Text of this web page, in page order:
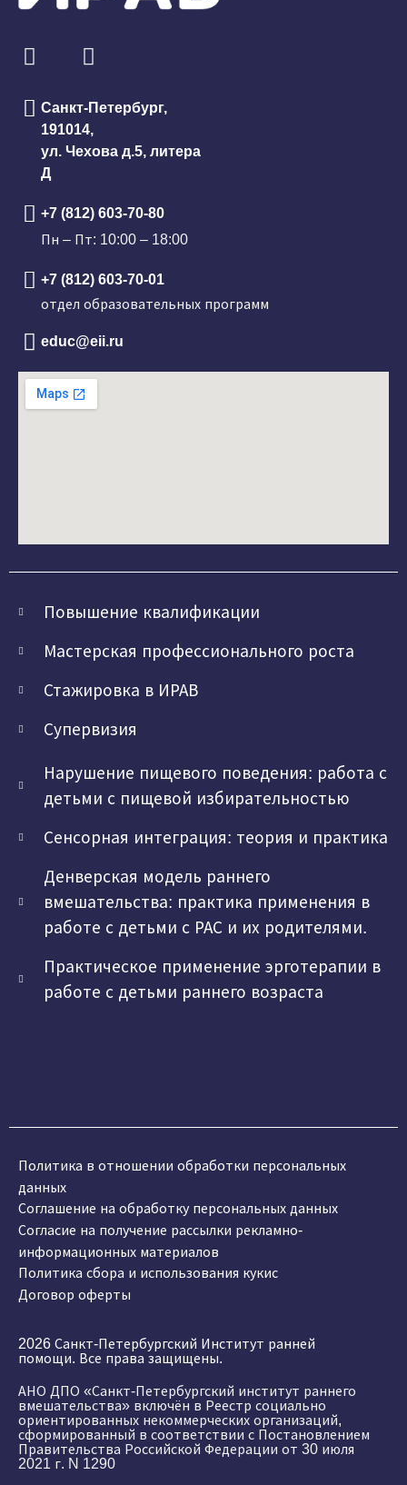
Санкт-Петербург,
191014,
ул. Чехова д.5, литера
Д
+7 (812) 603-70-80
Пн – Пт: 10:00 – 18:00
+7 (812) 603-70-01
отдел образовательных программ
educ@eii.ru
Повышение квалификации
Мастерская профессионального роста
Стажировка в ИРАВ
Супервизия
Нарушение пищевого поведения: работа с
детьми с пищевой избирательностью
Сенсорная интеграция: теория и практика
Денверская модель раннего
вмешательства: практика применения в
работе с детьми с РАС и их родителями.
Практическое применение эрготерапии в
работе с детьми раннего возраста
Политика в отношении обработки персональных
данных
Соглашение на обработку персональных данных
Согласие на получение рассылки рекламно-
информационных материалов
Политика сбора и использования кукис
Договор оферты
2026 Санкт-Петербургский Институт ранней
помощи. Все права защищены.
АНО ДПО «Санкт-Петербургский институт раннего
вмешательства» включён в Реестр социально
ориентированных некоммерческих организаций,
сформированный в соответствии с Постановлением
Правительства Российской Федерации от 30 июля
2021 г. N 1290